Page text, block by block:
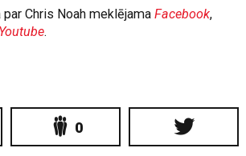
Chris Noah meklējamaFacebook,
Youtube.
0